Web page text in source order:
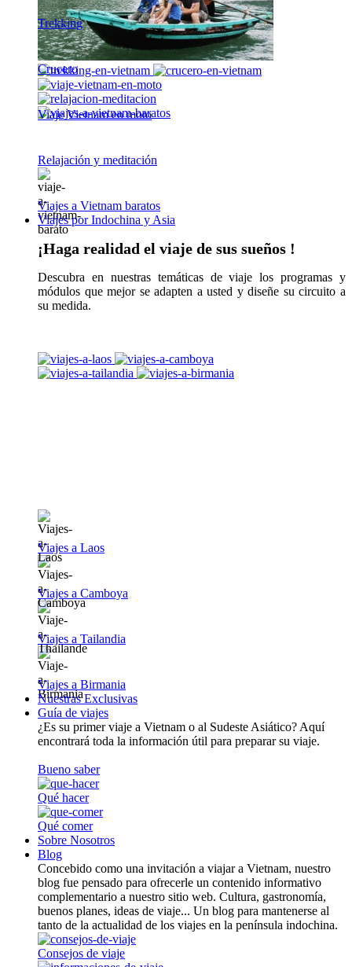
Trekking
Crucero
Viaje Vietnam en moto
Relajación y meditación
Viajes a Vietnam baratos
Viajes por Indochina y Asia
¡Haga realidad el viaje de sus sueños !
Descubra en nuestras temáticas de viaje los programas y
módulos que mejor se adapten a usted y diseñe su circuito a
su medida.
Viajes a Laos
Viajes a Camboya
Viajes a Tailandia
Viajes a Birmania
Nuestras Exclusivas
Guía de viajes
¿Es su primer viaje a Vietnam o al Sudeste Asiático? Aquí
encontrará toda la información útil para preparar su viaje.
Bueno saber
Qué hacer
Qué comer
Sobre Nosotros
Blog
Concebido como una invitación a viajar a Vietnam, nuestro
blog fue pensado para ofrecerle un contenido informativo
complementario a nuestro sitio web. Cultura, gastronomía,
buenos planes, ideas de viaje... Un blog para mantenerse al
tanto de la actualidad de los viajes en la península indochina.
Consejos de viaje